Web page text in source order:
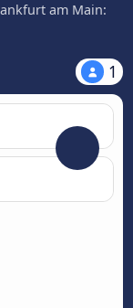
am Main:
1